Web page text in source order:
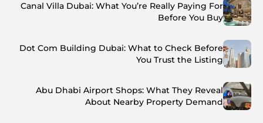
Canal Villa Dubai: What You’re Really Paying For
Before You Buy
Dot Com Building Dubai: What to Check Before
You Trust the Listing
Abu Dhabi Airport Shops: What They Reveal
About Nearby Property Demand